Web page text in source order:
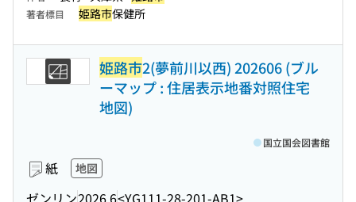
著者標目 姫路市保健所
姫路市2(夢前川以西) 202606 (ブル
ーマップ : 住居表示地番対照住宅
地図)
紙 地図
ゼンリン2026.6<YG111-28-201-AB1>
国立国会図書館